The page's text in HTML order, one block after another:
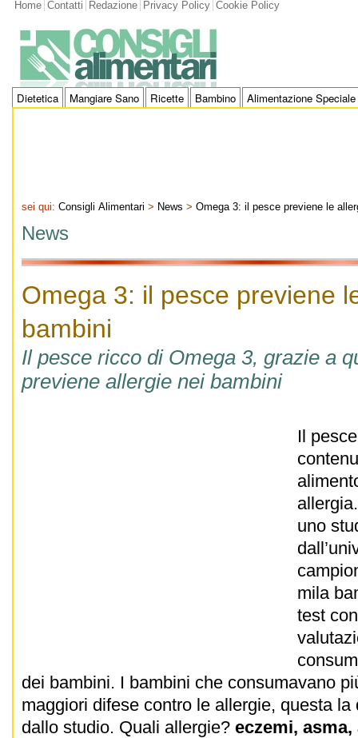
Home Contatti Redazione Privacy Policy Cookie Policy
Dietetica Mangiare Sano Ricette Bambino Alimentazione Speciale
sei qui: Consigli Alimentari > News > Omega 3: il pesce previene le
News
Omega 3: il pesce previene
bambini
Il pesce ricco di Omega 3, grazie a
previene allergie nei bambini
Il
uno
mila
test
dei bambini. I bambini che consumavano
maggiori difese contro le allergie, questa la
dallo studio. Quali allergie? eczemi,